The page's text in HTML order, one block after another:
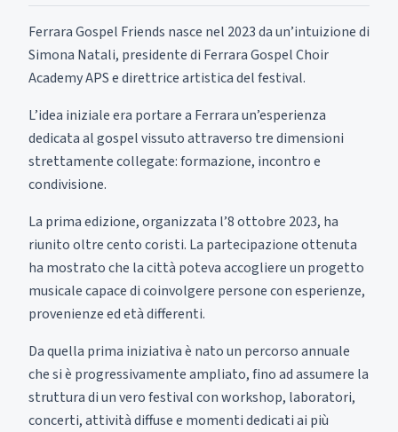
Ferrara Gospel Friends nasce nel 2023 da un’intuizione di
Simona Natali, presidente di Ferrara Gospel Choir
Academy APS e direttrice artistica del festival.
L’idea iniziale era portare a Ferrara un’esperienza
dedicata al gospel vissuto attraverso tre dimensioni
strettamente collegate: formazione, incontro e
condivisione.
La prima edizione, organizzata l’8 ottobre 2023, ha
riunito oltre cento coristi. La partecipazione ottenuta
ha mostrato che la città poteva accogliere un progetto
musicale capace di coinvolgere persone con esperienze,
provenienze ed età differenti.
Da quella prima iniziativa è nato un percorso annuale
che si è progressivamente ampliato, fino ad assumere la
struttura di un vero festival con workshop, laboratori,
concerti, attività diffuse e momenti dedicati ai più